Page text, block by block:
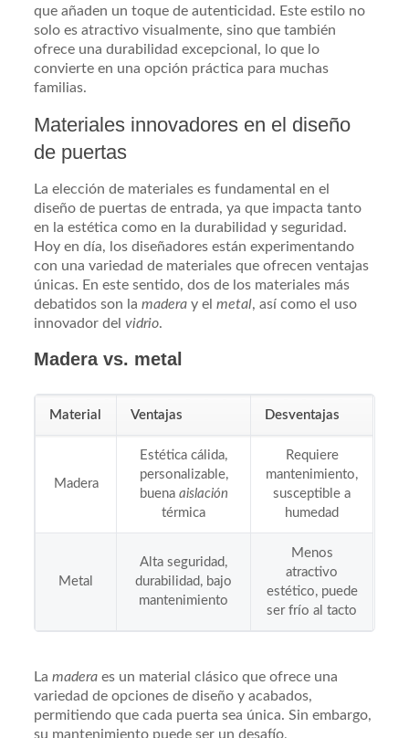
que añaden un toque de autenticidad. Este estilo no
solo es atractivo visualmente, sino que también
ofrece una durabilidad excepcional, lo que lo
convierte en una opción práctica para muchas
familias.
Materiales innovadores en el diseño
de puertas
La elección de materiales es fundamental en el
diseño de puertas de entrada, ya que impacta tanto
en la estética como en la durabilidad y seguridad.
Hoy en día, los diseñadores están experimentando
con una variedad de materiales que ofrecen ventajas
únicas. En este sentido, dos de los materiales más
debatidos son lamadera y elmetal, así como el uso
innovador delvidrio.
Madera vs. metal
Material Ventajas Desventajas
Madera
Estética cálida,
personalizable,
buena aislación
térmica
Requiere
mantenimiento,
susceptible a
humedad
Metal
Alta seguridad,
durabilidad, bajo
mantenimiento
Menos
atractivo
estético, puede
ser frío al tacto
Lamadera es un material clásico que ofrece una
variedad de opciones de diseño y acabados,
permitiendo que cada puerta sea única. Sin embargo,
su mantenimiento puede ser un desafío,